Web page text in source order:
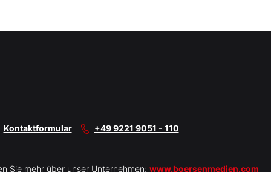
Kontaktformular +49 9221 9051 - 110
Sie mehr über unser Unternehmen: www.boersenmedien.com